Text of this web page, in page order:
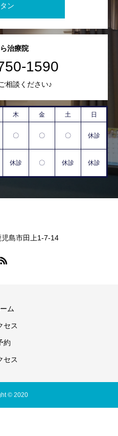
ン
治療院
1590
相談ください♪
木 金 土 日
〇 〇 〇 休診
休診 〇 休診 休診
島市田上1-7-14
ム
セス
約
セス
© 2020